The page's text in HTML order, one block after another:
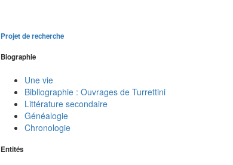
Projet de recherche
Biographie
Une vie
Bibliographie : Ouvrages de Turrettini
Littérature secondaire
Généalogie
Chronologie
Entités